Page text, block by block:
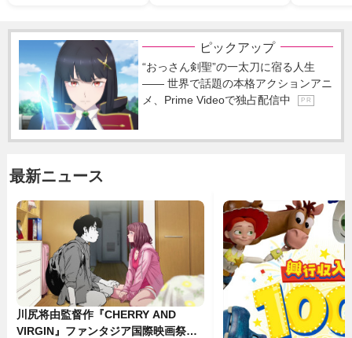
ピックアップ
“おっさん剣聖”の一太刀に宿る人生
―― 世界で話題の本格アクションアニ
メ、Prime Videoで独占配信中
P R
最新ニュース
川尻将由監督作『CHERRY AND
VIRGIN』ファンタジア国際映画祭・